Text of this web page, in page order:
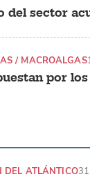
del sector
por
/ MACROALGAS
DEL ATLÁNTICO